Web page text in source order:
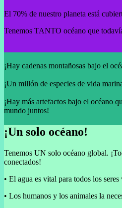
El 70% de nuestro planeta está
Tenemos TANTO océano que
¡Hay cadenas montañosas bajo el
¡Un millón de especies de vida
¡Hay más artefactos bajo el océano
mundo juntos!
¡Un solo océano!
Tenemos UN solo océano global.
conectados!
• El agua es vital para todos los seres
• Los humanos y los animales la